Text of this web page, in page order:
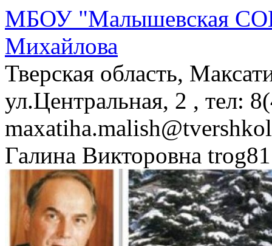
МБОУ "Малышевская
Михайлова
Тверская область,
ул.Центральная, 2 , тел:
Галина Викторовна